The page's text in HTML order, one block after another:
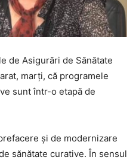
de Asigurări de Sănătate
marţi, că programele
sunt într-o etapă de
şi de modernizare
sănătate curative. În sensul